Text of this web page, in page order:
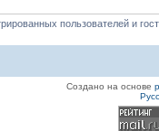
пользователей и
Создано на основе